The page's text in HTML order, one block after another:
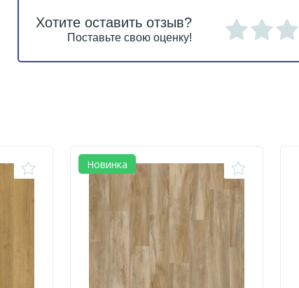
Хотите оставить отзыв?
Поставьте свою оценку!
Новинка